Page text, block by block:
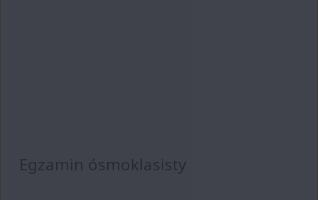
Egzamin ósmoklasisty